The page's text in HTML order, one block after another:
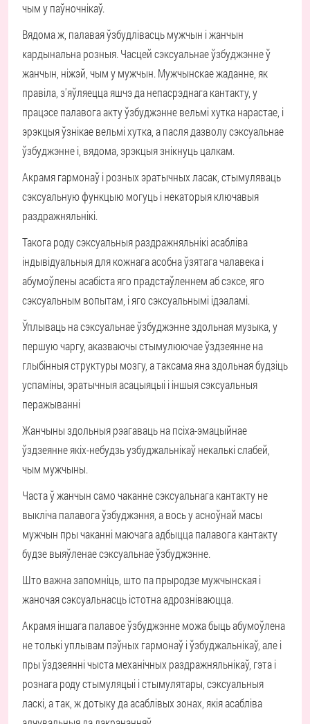
чым у паўночнікаў.
Вядома ж, палавая ўзбудлівасць мужчын і жанчын
кардынальна розныя. Часцей сэксуальнае ўзбуджэнне ў
жанчын, ніжэй, чым у мужчын. Мужчынскае жаданне, як
правіла, з'яўляецца яшчэ да непасрэднага кантакту, у
працэсе палавога акту ўзбуджэнне вельмі хутка нарастае, і
эрэкцыя ўзнікае вельмі хутка, а пасля дазволу сэксуальнае
ўзбуджэнне і, вядома, эрэкцыя знікнуць цалкам.
Акрамя гармонаў і розных эратычных ласак, стымуляваць
сэксуальную функцыю могуць і некаторыя ключавыя
раздражняльнікі.
Такога роду сэксуальныя раздражняльнікі асабліва
індывідуальныя для кожнага асобна ўзятага чалавека і
абумоўлены асабіста яго прадстаўленнем аб сэксе, яго
сэксуальным вопытам, і яго сэксуальнымі ідэаламі.
Ўплываць на сэксуальнае ўзбуджэнне здольная музыка, у
першую чаргу, аказваючы стымулюючае ўздзеянне на
глыбінныя структуры мозгу, а таксама яна здольная будзіць
успаміны, эратычныя асацыяцыі і іншыя сэксуальныя
перажыванні
Жанчыны здольныя рэагаваць на псіха-эмацыйнае
ўздзеянне якіх-небудзь узбуджальнікаў некалькі слабей,
чым мужчыны.
Часта ў жанчын само чаканне сэксуальнага кантакту не
выкліча палавога ўзбуджэння, а вось у асноўнай масы
мужчын пры чаканні маючага адбыцца палавога кантакту
будзе выяўленае сэксуальнае ўзбуджэнне.
Што важна запомніць, што па прыродзе мужчынская і
жаночая сэксуальнасць істотна адрозніваюцца.
Акрамя іншага палавое ўзбуджэнне можа быць абумоўлена
не толькі уплывам пэўных гармонаў і ўзбуджальнікаў, але і
пры ўздзеянні чыста механічных раздражняльнікаў, гэта і
рознага роду стымуляцыі і стымулятары, сэксуальныя
ласкі, а так, ж дотыку да асаблівых зонах, якія асабліва